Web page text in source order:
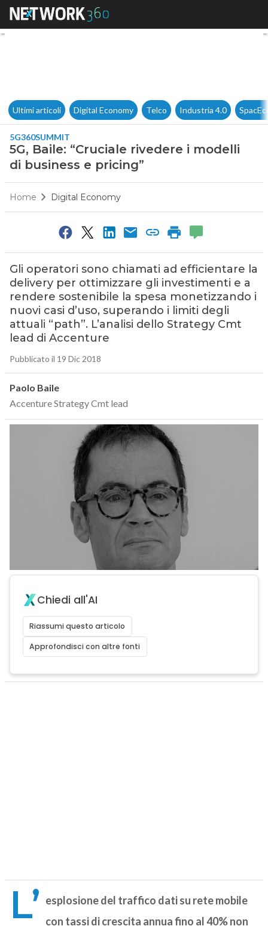
5G, Baile: “Cruciale rivedere
Ultimi articoli Digital Economy Telco Industria 4.0
5G360SUMMIT
5G, Baile: “Cruciale rivedere i modelli
di business e pricing”
Home Digital Economy
Gli operatori sono chiamati ad efficientare la
delivery per ottimizzare gli investimenti e a
rendere sostenibile la spesa monetizzando i
nuovi casi d’uso, superando i limiti degli
attuali “path”. L’analisi dello Strategy Cmt
lead di Accenture
Pubblicato il 19 Dic 2018
Paolo Baile
Accenture Strategy Cmt lead
Chiedi all'AI
Riassumi questo articolo
Approfondisci con altre fonti
L’ esplosione del traffico dati su rete mobile
con tassi di crescita annua fino al 40% non